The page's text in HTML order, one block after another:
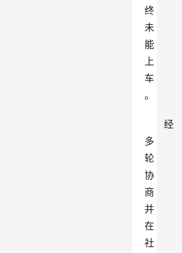
终
未
能
上
车
。
经
多
轮
协
商
并
在
社